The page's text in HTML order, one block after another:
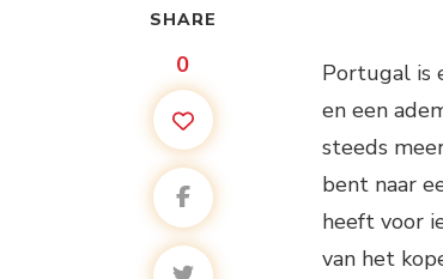
SHARE
0
Portugal is
en een
steeds
bent naar
heeft voor
van het